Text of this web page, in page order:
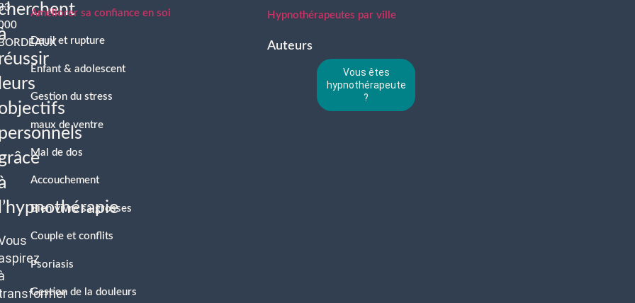
leurs
l’hypnothérapie
BORDEAUX
Améliorer sa confiance en soi
Deuil et rupture
Enfant & adolescent
Gestion du stress
maux de ventre
Mal de dos
Accouchement
Bien vivre sa grosses
Couple et conflits
Psoriasis
Gestion de la douleurs
Hypnothérapeutes par ville
Auteurs
Vous êtes
hypnothérapeute
?